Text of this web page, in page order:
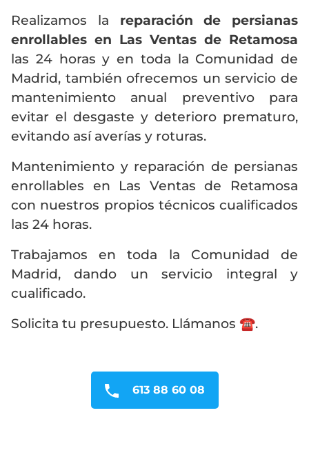
Realizamos la reparación de persianas
enrollables en Las Ventas de Retamosa
las 24 horas y en toda la Comunidad de
Madrid, también ofrecemos un servicio de
mantenimiento anual preventivo para
evitar el desgaste y deterioro prematuro,
evitando así averías y roturas.
Mantenimiento y reparación de persianas
enrollables en Las Ventas de Retamosa
con nuestros propios técnicos cualificados
las 24 horas.
Trabajamos en toda la Comunidad de
Madrid, dando un servicio integral y
cualificado.
Solicita tu presupuesto. Llámanos ☎️.
613 88 60 08